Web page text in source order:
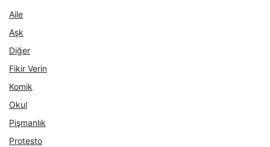
Aile
Aşk
Diğer
Fikir Verin
Komik
Okul
Pişmanlık
Protesto